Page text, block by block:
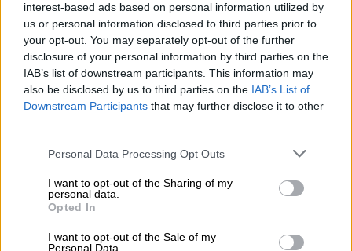
interest-based ads based on personal information utilized by
us or personal information disclosed to third parties prior to
your opt-out. You may separately opt-out of the further
disclosure of your personal information by third parties on the
IAB’s list of downstream participants. This information may
also be disclosed by us to third parties on the IAB’s List of
Downstream Participants that may further disclose it to other
Please note that this website/app uses one or more Google
not limited to your visit or usage behaviour. You may click to
grant or deny consent to Google and its third-party tags to
use your data for below specified purposes in below Google
consent section.
Personal Data Processing Opt Outs
I want to opt-out of the Sharing of my
personal data.
Opted In
I want to opt-out of the Sale of my
Personal Data.
Ο άνδρας παραλήφθηκε από ασθενοφόρο του
ΕΚΑΒ και μεταφέρθηκε στο Γενικό
Νοσοκομείο Πειραιά «Τζάνειο».
ΔΙΑΒΑΣΤΕ ΕΠΙΣΗΣ
Μάχη για τη ζωή της δίνει 3χρονη που
παρασύρθηκε από αυτοκίνητο στο
Ζεφύρι